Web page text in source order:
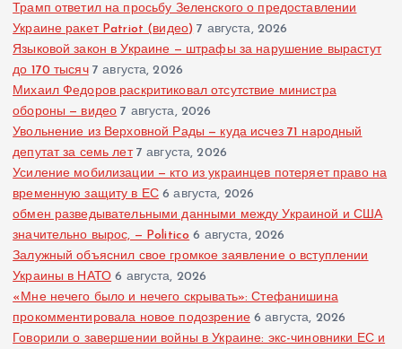
Трамп ответил на просьбу Зеленского о предоставлении
Украине ракет Patriot (видео) 7 августа, 2026
Языковой закон в Украине — штрафы за нарушение вырастут
до 170 тысяч 7 августа, 2026
Михаил Федоров раскритиковал отсутствие министра
обороны — видео 7 августа, 2026
Увольнение из Верховной Рады — куда исчез 71 народный
депутат за семь лет 7 августа, 2026
Усиление мобилизации — кто из украинцев потеряет право на
временную защиту в ЕС 6 августа, 2026
обмен разведывательными данными между Украиной и США
значительно вырос, — Politico 6 августа, 2026
Залужный объяснил свое громкое заявление о вступлении
Украины в НАТО 6 августа, 2026
«Мне нечего было и нечего скрывать»: Стефанишина
прокомментировала новое подозрение 6 августа, 2026
Говорили о завершении войны в Украине: экс-чиновники ЕС и